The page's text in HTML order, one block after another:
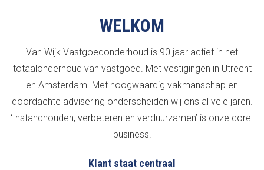
WELKOM
Van Wijk Vastgoedonderhoud is 90 jaar actief in het
totaalonderhoud van vastgoed. Met vestigingen in Utrecht
en Amsterdam. Met hoogwaardig vakmanschap en
doordachte advisering onderscheiden wij ons al vele jaren.
‘Instandhouden, verbeteren en verduurzamen’ is onze core-
business.
Klant staat centraal